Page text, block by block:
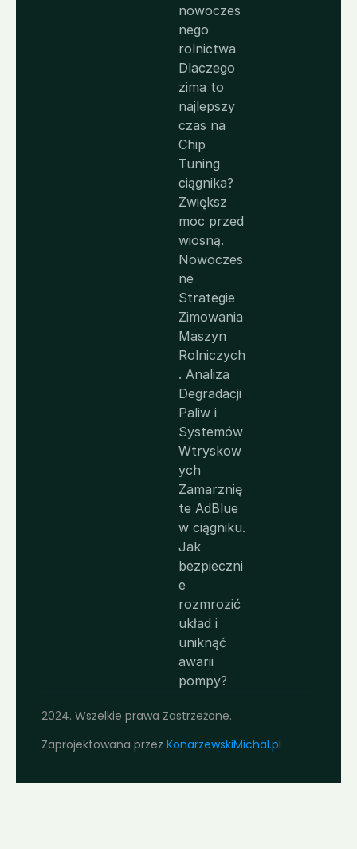
nowoczes
nego
rolnictwa
Dlaczego
zima to
najlepszy
czas na
Chip
Tuning
ciągnika?
Zwiększ
moc przed
wiosną.
Nowoczes
ne
Strategie
Zimowania
Maszyn
Rolniczych
. Analiza
Degradacji
Paliw i
Systemów
Wtryskow
ych
Zamarznię
te AdBlue
w ciągniku.
Jak
bezpieczni
e
rozmrozić
układ i
uniknąć
awarii
pompy?
2024. Wszelkie prawa Zastrzeżone.
Zaprojektowana przez KonarzewskiMichal.pl